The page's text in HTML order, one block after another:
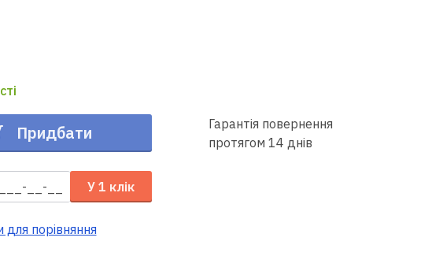
Придбати
У 1 клік
Гарантія повернення
протягом 14 днів
порівняння